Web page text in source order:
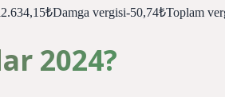
vergisi-50,74₺Toplam
2024?